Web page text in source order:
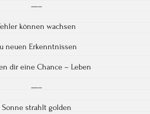
—–
können wachsen
neuen Erkenntnissen
dir eine Chance – Leben
—–
Sonne strahlt golden